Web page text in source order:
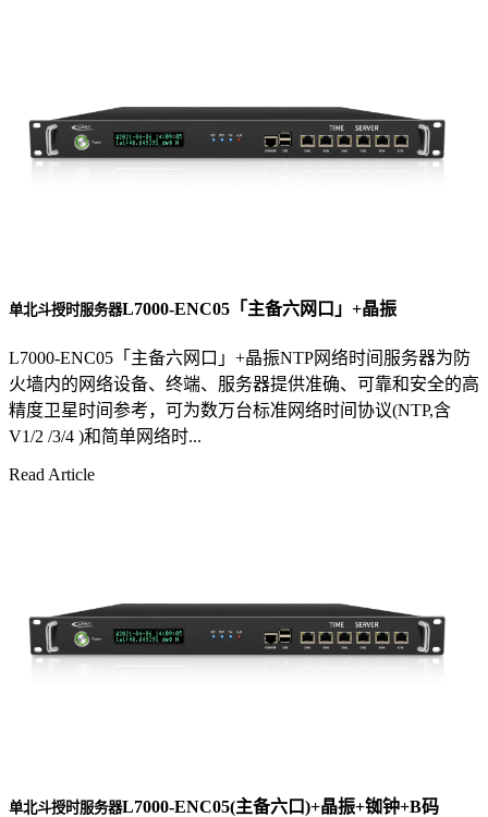
单北斗授时服务器L7000-ENC05「主备六网口」+晶振
L7000-ENC05「主备六网口」+晶振NTP网络时间服务器为防
火墙内的网络设备、终端、服务器提供准确、可靠和安全的高
精度卫星时间参考，可为数万台标准网络时间协议(NTP,含
V1/2 /3/4 )和简单网络时...
Read Article
单北斗授时服务器L7000-ENC05(主备六口)+晶振+铷钟+B码